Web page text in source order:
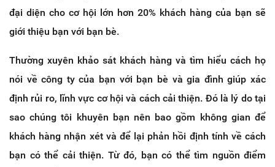
đại diện cho cơ hội lớn hơn 20% khách hàng của bạn sẽ
giới thiệu bạn với bạn bè.
Thường xuyên khảo sát khách hàng và tìm hiểu cách họ
nói về công ty của bạn với bạn bè và gia đình giúp xác
định rủi ro, lĩnh vực cơ hội và cách cải thiện. Đó là lý do tại
sao chúng tôi khuyên bạn nên bao gồm không gian để
khách hàng nhận xét và để lại phản hồi định tính về cách
bạn có thể cải thiện. Từ đó, bạn có thể tìm nguồn điểm